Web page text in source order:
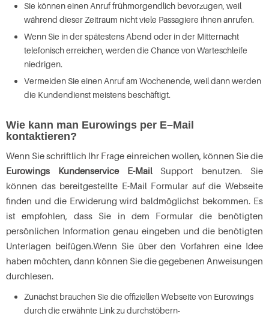
Sie können einen Anruf frühmorgendlich bevorzugen, weil
während dieser Zeitraum nicht viele Passagiere ihnen anrufen.
Wenn Sie in der spätestens Abend oder in der Mitternacht
telefonisch erreichen, werden die Chance von Warteschleife
niedrigen.
Vermeiden Sie einen Anruf am Wochenende, weil dann werden
die Kundendienst meistens beschäftigt.
Wie kann man Eurowings per E–Mail
kontaktieren?
Wenn Sie schriftlich Ihr Frage einreichen wollen, können Sie die
Eurowings Kundenservice E-Mail Support benutzen. Sie
können das bereitgestellte E-Mail Formular auf die Webseite
finden und die Erwiderung wird baldmöglichst bekommen. Es
ist empfohlen, dass Sie in dem Formular die benötigten
persönlichen Information genau eingeben und die benötigten
Unterlagen beifügen.Wenn Sie über den Vorfahren eine Idee
haben möchten, dann können Sie die gegebenen Anweisungen
durchlesen.
Zunächst brauchen Sie die offiziellen Webseite von Eurowings
durch die erwähnte Link zu durchstöbern-